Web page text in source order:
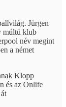
Jürgen
múltú klub
név megint
a német
Klopp
és az Onlife